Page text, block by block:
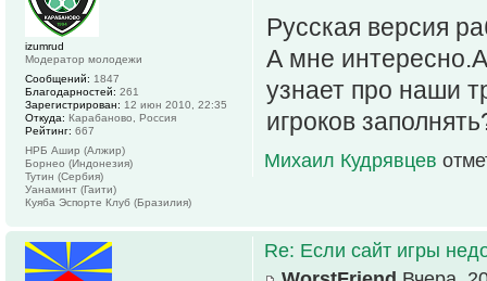
Русская версия
А мне
узнает про наши
игроков
Михаил Кудрявцев
izumrud
Модератор молодежи
Сообщений: 1847
Благодарностей: 261
Зарегистрирован: 12 июн 2010, 22:35
Откуда: Карабаново, Россия
Рейтинг: 667
НРБ Ашир (Алжир)
Борнео (Индонезия)
Тутин (Сербия)
Уанаминт (Гаити)
Куяба Эспорте Клуб (Бразилия)
Re: Если сайт игры